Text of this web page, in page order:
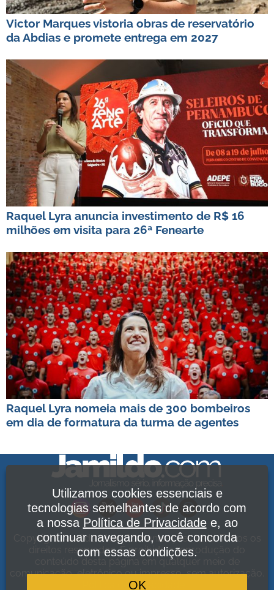
Victor Marques vistoria obras de reservatório
da Abdias e promete entrega em 2027
Raquel Lyra anuncia investimento de R$ 16
milhões em visita para 26ª Fenearte
Raquel Lyra nomeia mais de 300 bombeiros
em dia de formatura da turma de agentes
Copyright Jamildo Melo Comunicações Ltda. Todos os
direitos reservados. É proibida a reprodução do
conteúdo desta página em qualquer meio de
comunicação, eletrônico ou impresso, sem autorização.
Política de Privacidade
Utilizamos cookies essenciais e
tecnologias semelhantes de acordo com
a nossa Política de Privacidadee, ao
continuar navegando, você concorda
com essas condições.
OK